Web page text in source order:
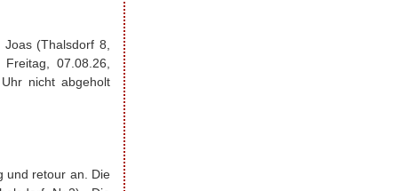
(Thalsdorf 8,
07.08.26,
nicht abgeholt
und retour an. Die